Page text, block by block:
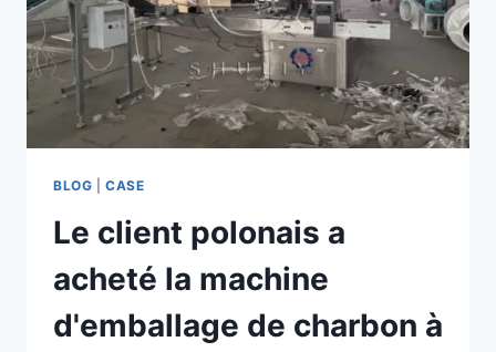
SHULIY
EXPORTÉE
AU
CANADA
BLOG |CASE
Le client polonais a
acheté la machine
d'emballage de charbon à